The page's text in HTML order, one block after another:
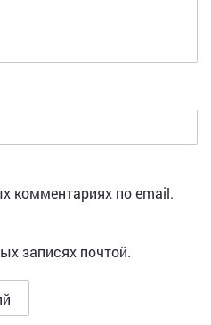
комментариях по email.
записях почтой.